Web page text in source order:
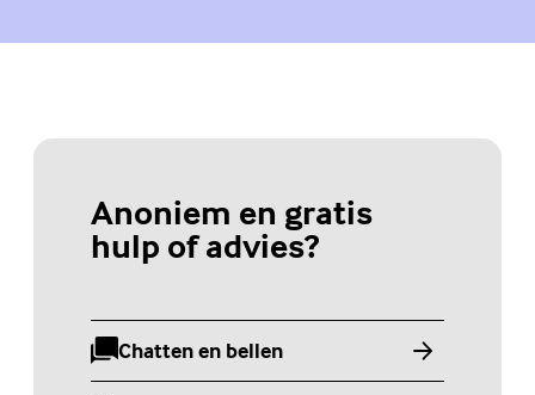
Anoniem en gratis
hulp of advies?
Chatten en bellen
(Externe link)